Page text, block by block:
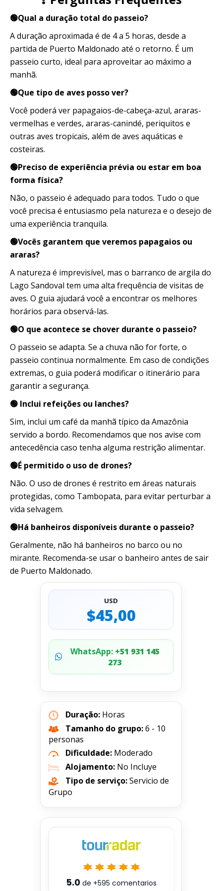
🟢Qual a duração total do passeio?
A duração aproximada é de 4 a 5 horas, desde a
partida de Puerto Maldonado até o retorno. É um
passeio curto, ideal para aproveitar ao máximo a
manhã.
🟢Que tipo de aves posso ver?
Você poderá ver papagaios-de-cabeça-azul, araras-
vermelhas e verdes, araras-canindé, periquitos e
outras aves tropicais, além de aves aquáticas e
costeiras.
🟢Preciso de experiência prévia ou estar em boa
forma física?
Não, o passeio é adequado para todos. Tudo o que
você precisa é entusiasmo pela natureza e o desejo de
uma experiência tranquila.
🟢Vocês garantem que veremos papagaios ou
araras?
A natureza é imprevisível, mas o barranco de argila do
Lago Sandoval tem uma alta frequência de visitas de
aves. O guia ajudará você a encontrar os melhores
horários para observá-las.
🟢O que acontece se chover durante o passeio?
O passeio se adapta. Se a chuva não for forte, o
passeio continua normalmente. Em caso de condições
extremas, o guia poderá modificar o itinerário para
garantir a segurança.
🟢 Inclui refeições ou lanches?
Sim, inclui um café da manhã típico da Amazônia
servido a bordo. Recomendamos que nos avise com
antecedência caso tenha alguma restrição alimentar.
🟢É permitido o uso de drones?
Não. O uso de drones é restrito em áreas naturais
protegidas, como Tambopata, para evitar perturbar a
vida selvagem.
🟢Há banheiros disponíveis durante o passeio?
Geralmente, não há banheiros no barco ou no
mirante. Recomenda-se usar o banheiro antes de sair
de Puerto Maldonado.
USD
$45,00
WhatsApp:+51 931 145
273
Duração: Horas
Tamanho do grupo:6 - 10
personas
Dificuldade: Moderado
Alojamento: No Incluye
Tipo de serviço:Servicio de
Grupo
5.0 de +595 comentarios